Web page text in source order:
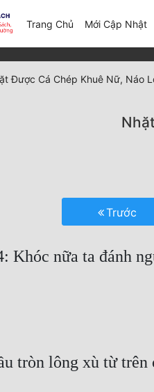
Trang Chủ Mới Cập Nhật
Được Cá Chép Khuê Nữ, Náo
Trước
Khóc nữa ta đánh
tròn lông xù từ